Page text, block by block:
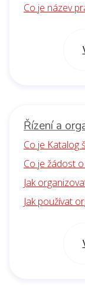
Co je název
Řízení a
Co je Katalog
Co je žádost
Jak
Jak používat